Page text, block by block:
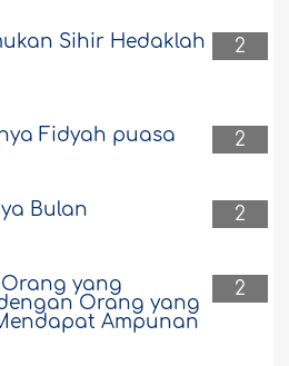
2
Sihir Hedaklah
2
Fidyah puasa
2
Bulan
2
yang
Orang yang
Ampunan